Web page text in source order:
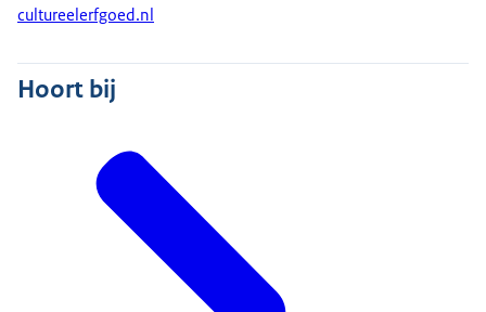
cultureelerfgoed.nl
Hoort bij